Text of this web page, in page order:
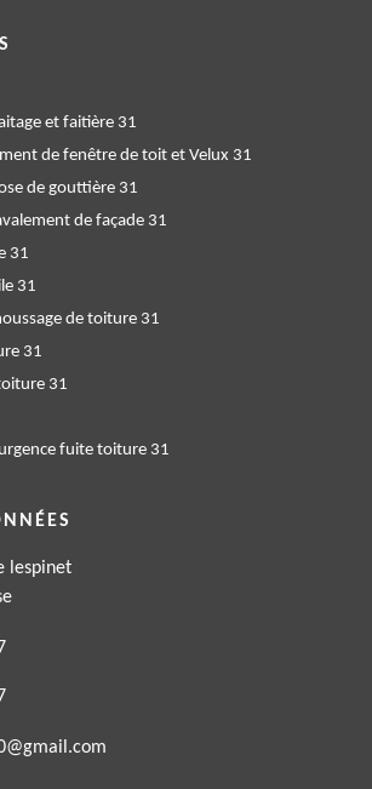
et faitière 31
de fenêtre de toit et Velux 31
de gouttière 31
de façade 31
31
31
de toiture 31
31
31
fuite toiture 31
lespinet